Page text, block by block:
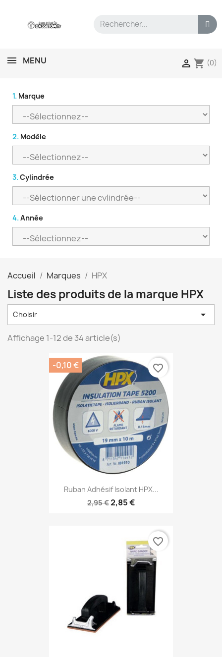
MENU  shopping_cart (0)
1. Marque
2. Modèle
3. Cylindrée
4. Année
Accueil Marques HPX
Liste des produits de la marque HPX
Choisir 
Affichage 1-12 de 34 article(s)
Ruban Adhésif Isolant HPX...
2,95 €2,85 €
-0,10 € favorite_border
favorite_border